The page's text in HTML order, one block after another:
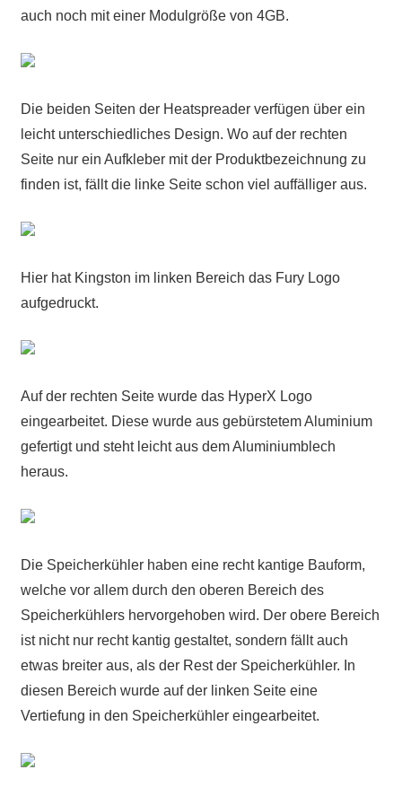
auch noch mit einer Modulgröße von 4GB.
Die beiden Seiten der Heatspreader verfügen über ein
leicht unterschiedliches Design. Wo auf der rechten
Seite nur ein Aufkleber mit der Produktbezeichnung zu
finden ist, fällt die linke Seite schon viel auffälliger aus.
Hier hat Kingston im linken Bereich das Fury Logo
aufgedruckt.
Auf der rechten Seite wurde das HyperX Logo
eingearbeitet. Diese wurde aus gebürstetem Aluminium
gefertigt und steht leicht aus dem Aluminiumblech
heraus.
Die Speicherkühler haben eine recht kantige Bauform,
welche vor allem durch den oberen Bereich des
Speicherkühlers hervorgehoben wird. Der obere Bereich
ist nicht nur recht kantig gestaltet, sondern fällt auch
etwas breiter aus, als der Rest der Speicherkühler. In
diesen Bereich wurde auf der linken Seite eine
Vertiefung in den Speicherkühler eingearbeitet.